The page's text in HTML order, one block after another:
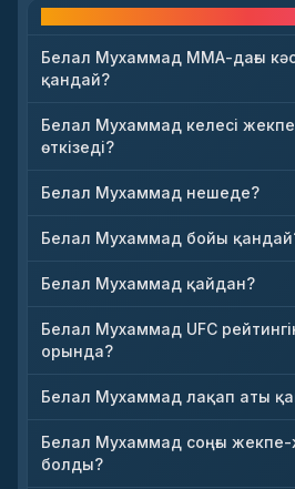
Белал Мухаммад ММА-дағы
қандай?
Белал Мухаммад келесі
өткізеді?
Белал Мухаммад нешеде?
Белал Мухаммад бойы
Белал Мухаммад қайдан?
Белал Мухаммад UFC
орында?
Белал Мухаммад лақап аты
Белал Мухаммад соңғы жекпе-
болды?